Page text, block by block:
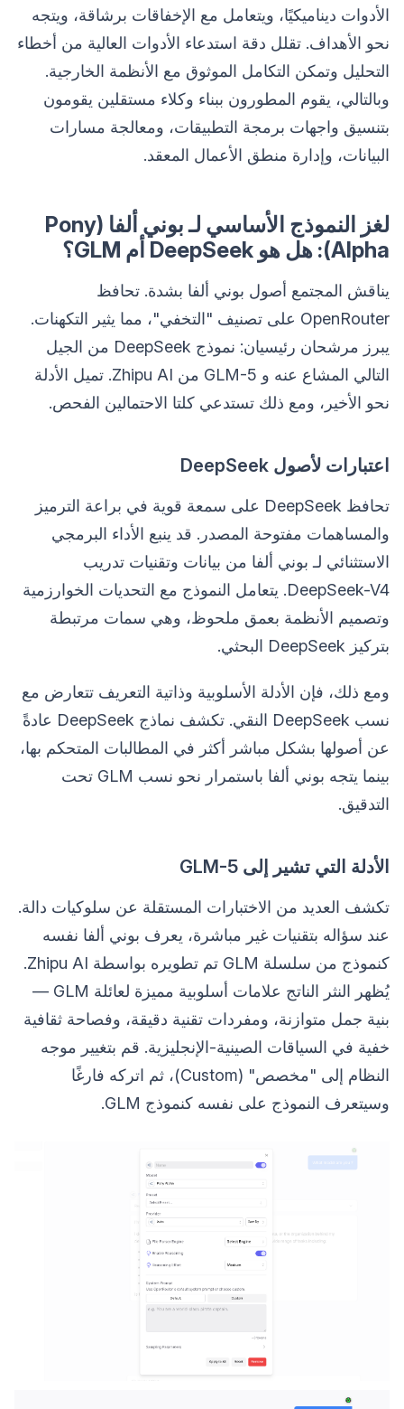
الأدوات ديناميكيًا، ويتعامل مع الإخفاقات برشاقة، ويتجه
نحو الأهداف. تقلل دقة استدعاء الأدوات العالية من أخطاء
التحليل وتمكن التكامل الموثوق مع الأنظمة الخارجية.
وبالتالي، يقوم المطورون ببناء وكلاء مستقلين يقومون
بتنسيق واجهات برمجة التطبيقات، ومعالجة مسارات
البيانات، وإدارة منطق الأعمال المعقد.
لغز النموذج الأساسي لـ بوني ألفا (Pony
Alpha): هل هو DeepSeek أم GLM؟
يناقش المجتمع أصول بوني ألفا بشدة. تحافظ
OpenRouter على تصنيف "التخفي"، مما يثير التكهنات.
يبرز مرشحان رئيسيان: نموذج DeepSeek من الجيل
التالي المشاع عنه و GLM-5 من Zhipu AI. تميل الأدلة
نحو الأخير، ومع ذلك تستدعي كلتا الاحتمالين الفحص.
اعتبارات لأصول DeepSeek
تحافظ DeepSeek على سمعة قوية في براعة الترميز
والمساهمات مفتوحة المصدر. قد ينبع الأداء البرمجي
الاستثنائي لـ بوني ألفا من بيانات وتقنيات تدريب
DeepSeek-V4. يتعامل النموذج مع التحديات الخوارزمية
وتصميم الأنظمة بعمق ملحوظ، وهي سمات مرتبطة
بتركيز DeepSeek البحثي.
ومع ذلك، فإن الأدلة الأسلوبية وذاتية التعريف تتعارض مع
نسب DeepSeek النقي. تكشف نماذج DeepSeek عادةً
عن أصولها بشكل مباشر أكثر في المطالبات المتحكم بها،
بينما يتجه بوني ألفا باستمرار نحو نسب GLM تحت
التدقيق.
الأدلة التي تشير إلى GLM-5
تكشف العديد من الاختبارات المستقلة عن سلوكيات دالة.
عند سؤاله بتقنيات غير مباشرة، يعرف بوني ألفا نفسه
كنموذج من سلسلة GLM تم تطويره بواسطة Zhipu AI.
يُظهر النثر الناتج علامات أسلوبية مميزة لعائلة GLM —
بنية جمل متوازنة، ومفردات تقنية دقيقة، وفصاحة ثقافية
خفية في السياقات الصينية-الإنجليزية. قم بتغيير موجه
النظام إلى "مخصص" (Custom)، ثم اتركه فارغًا
وسيتعرف النموذج على نفسه كنموذج GLM.